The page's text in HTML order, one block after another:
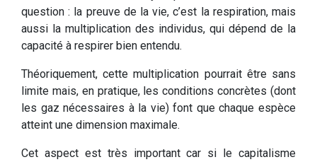
question : la preuve de la vie, c’est la respiration, mais
aussi la multiplication des individus, qui dépend de la
capacité à respirer bien entendu.
Théoriquement, cette multiplication pourrait être sans
limite mais, en pratique, les conditions concrètes (dont
les gaz nécessaires à la vie) font que chaque espèce
atteint une dimension maximale.
Cet aspect est très important car si le capitalisme